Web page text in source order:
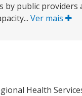
public providers
Ver mais
Health